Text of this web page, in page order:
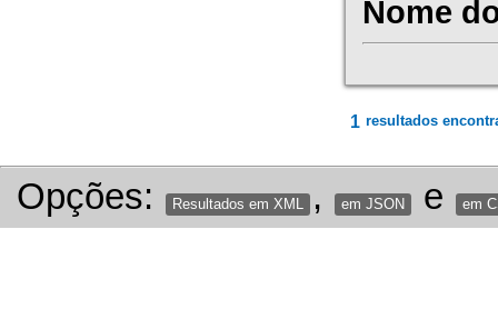
Nome
1 resultados
Opções: Resultados em XML , em JSON e em